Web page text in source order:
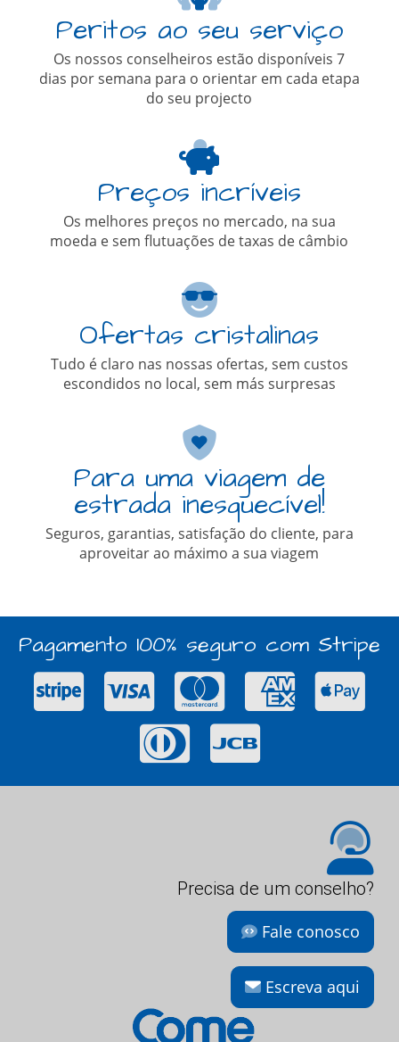
Peritos ao seu serviço
Os nossos conselheiros estão disponíveis 7
dias por semana para o orientar em cada etapa
do seu projecto
Preços incríveis
Os melhores preços no mercado, na sua
moeda e sem flutuações de taxas de câmbio
Ofertas cristalinas
Tudo é claro nas nossas ofertas, sem custos
escondidos no local, sem más surpresas
Para uma viagem de
estrada inesquecível!
Seguros, garantias, satisfação do cliente, para
aproveitar ao máximo a sua viagem
Pagamento 100% seguro com Stripe
Precisa de um conselho?
Fale conosco
Escreva aqui